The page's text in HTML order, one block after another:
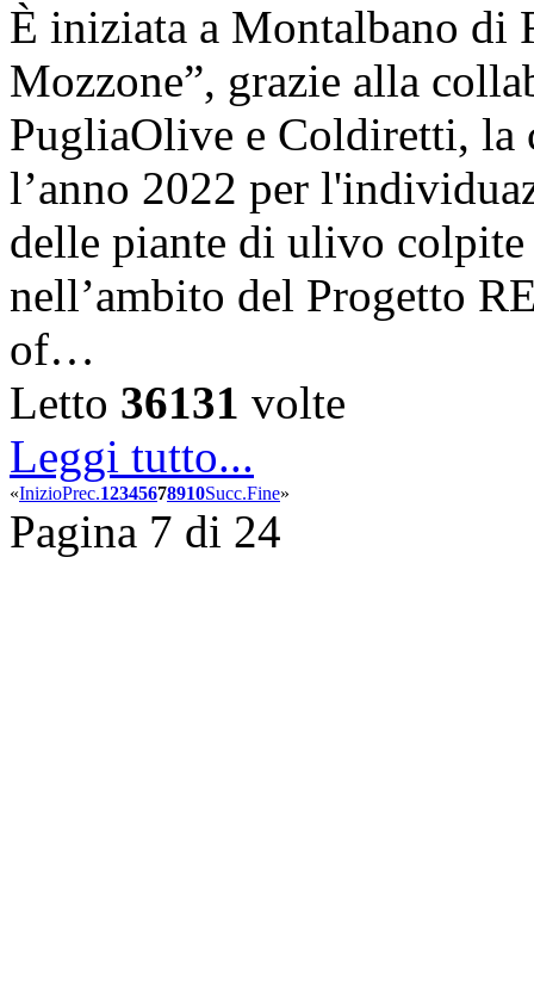
È iniziata a Montalbano di
Mozzone”, grazie alla
PugliaOlive e Coldiretti, la
l’anno 2022 per
delle piante di ulivo
nell’ambito del Progetto
of…
Letto 36131 volte
Leggi tutto...
«InizioPrec.12345678910Succ.Fine»
Pagina 7 di 24